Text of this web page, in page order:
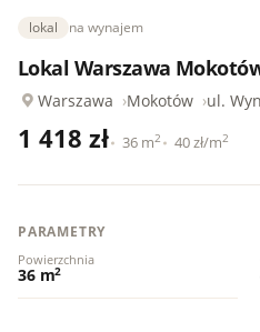
lokal na wynajem
Lokal Warszawa
Warszawa Mokotów ul.
1 418 zł 36 m2 40 zł/m2
PARAMETRY
Powierzchnia
36 m2